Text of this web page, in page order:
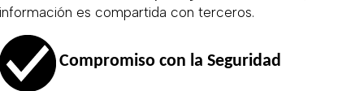
es compartida con terceros.
Compromiso con la Seguridad